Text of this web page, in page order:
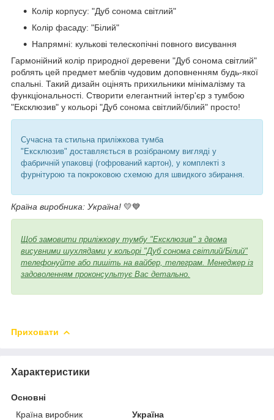
Колір корпусу: "Дуб сонома світлий"
Колір фасаду: "Білий"
Напрямні: кулькові телескопічні повного висування
Гармонійний колір природної деревени "Дуб сонома світлий"
роблять цей предмет меблів чудовим доповненням будь-якої
спальні. Такий дизайн оцінять прихильники мінімалізму та
функціональності. Створити елегантний інтер'єр з тумбою
"Ексклюзив" у кольорі "Дуб сонома світлий/білий" просто!
Сучасна та стильна приліжкова тумба
"Ексклюзив" доставляється в розібраному вигляді у
фабричній упаковці (гофрований картон), у комплекті з
фурнітурою та покроковою схемою для швидкого збирання.
Країна виробника: Україна! 💛💙
Щоб замовити приліжкову тумбу "Ексклюзив" з двома
висувними шухлядами у кольорі "Дуб сонома світлий/Білий"
телефонуйте або пишіть на вайбер, телеграм. Менеджер із
задоволенням проконсультує Вас детально.
Приховати
Характеристики
Основні
Країна виробник
Україна